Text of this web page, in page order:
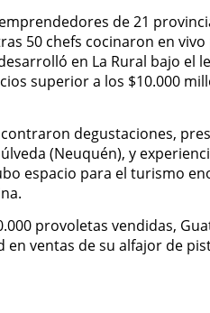
de 21
50 chefs cocinaron en
en La Rural bajo el
superior a los $10.000
degustaciones,
(Neuquén), y
espacio para el turismo
provoletas vendidas,
en ventas de su alfajor de